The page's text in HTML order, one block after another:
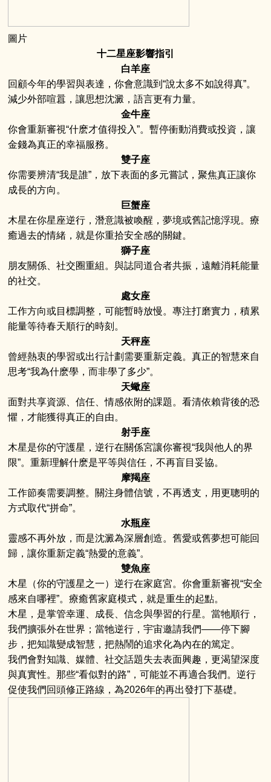
圖片
十二星座影響指引
白羊座
回顧今年的學習與表達，你會意識到“說太多不如說得真”。
減少外部喧囂，讓思想沈澱，語言更有力量。
金牛座
你會重新審視“什麽才值得投入”。暫停衝動消費或投資，讓
金錢為真正的幸福服務。
雙子座
你需要辨清“我是誰”，放下表面的多元嘗試，聚焦真正讓你
成長的方向。
巨蟹座
木星在你星座逆行，潛意識被喚醒，夢境或舊記憶浮現。療
癒過去的情緒，就是你重拾安全感的關鍵。
獅子座
朋友關係、社交圈重組。與誌同道合者共振，遠離消耗能量
的社交。
處女座
工作方向或目標調整，可能暫時放慢。專注打磨實力，積累
能量等待春天順行的時刻。
天秤座
曾經熱衷的學習或出行計劃需要重新定義。真正的智慧來自
思考“我為什麽學，而非學了多少”。
天蠍座
面對共享資源、信任、情感依附的課題。看清依賴背後的恐
懼，才能獲得真正的自由。
射手座
木星是你的守護星，逆行在關係宮讓你審視“我與他人的界
限”。重新理解什麽是平等與信任，不再盲目妥協。
摩羯座
工作節奏需要調整。關注身體信號，不再透支，用更聰明的
方式取代“拼命”。
水瓶座
靈感不再外放，而是沈澱為深層創造。舊愛或舊夢想可能回
歸，讓你重新定義“熱愛的意義”。
雙魚座
木星（你的守護星之一）逆行在家庭宮。你會重新審視“安全
感來自哪裡”。療癒舊家庭模式，就是重生的起點。
木星，是掌管幸運、成長、信念與學習的行星。當牠順行，
我們擴張外在世界；當牠逆行，宇宙邀請我們——停下腳
步，把知識變成智慧，把熱鬧的追求化為內在的篤定。
我們會對知識、媒體、社交話題失去表面興趣，更渴望深度
與真實性。那些“看似對的路”，可能並不再適合我們。逆行
促使我們回頭修正路線，為2026年的再出發打下基礎。